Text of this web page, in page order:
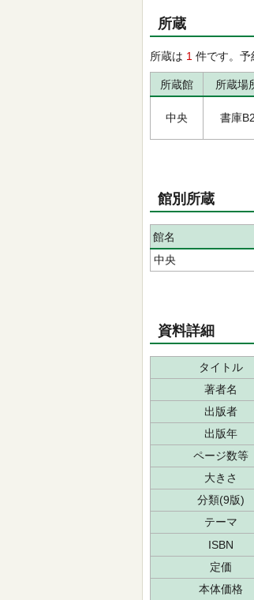
所蔵
所蔵は 1 件です。予
所蔵館 所蔵場
中央 書庫B2
館別所蔵
館名
中央
資料詳細
タイトル
著者名
出版者
出版年
ページ数等
大きさ
分類(9版)
テーマ
ISBN
定価
本体価格